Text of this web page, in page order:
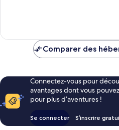
Comparer des
Connectez-vous pour
avantages dont vous
pour plus d’aventures !
Se connecter S’inscrire